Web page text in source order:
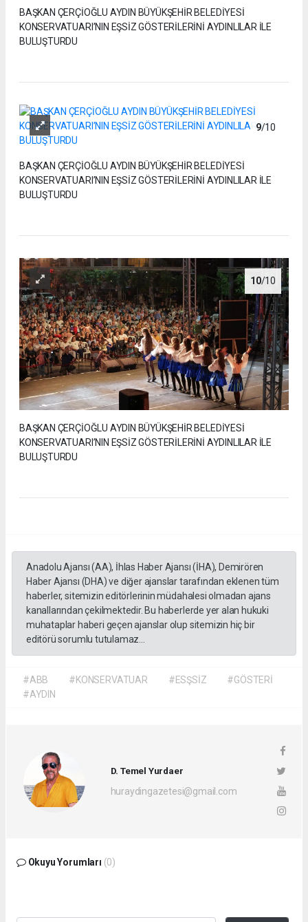
BAŞKAN ÇERÇİOĞLU AYDIN BÜYÜKŞEHİR BELEDİYESİ
KONSERVATUARI’NIN EŞSİZ GÖSTERİLERİNİ AYDINLILAR İLE
BULUŞTURDU
9/10
BAŞKAN ÇERÇİOĞLU AYDIN BÜYÜKŞEHİR BELEDİYESİ
KONSERVATUARI’NIN EŞSİZ GÖSTERİLERİNİ AYDINLILAR İLE
BULUŞTURDU
10/10
BAŞKAN ÇERÇİOĞLU AYDIN BÜYÜKŞEHİR BELEDİYESİ
KONSERVATUARI’NIN EŞSİZ GÖSTERİLERİNİ AYDINLILAR İLE
BULUŞTURDU
Anadolu Ajansı (AA), İhlas Haber Ajansı (İHA), Demirören
Haber Ajansı (DHA) ve diğer ajanslar tarafından eklenen tüm
haberler, sitemizin editörlerinin müdahalesi olmadan ajans
kanallarından çekilmektedir. Bu haberlerde yer alan hukuki
muhataplar haberi geçen ajanslar olup sitemizin hiç bir
editörü sorumlu tutulamaz...
#ABB #KONSERVATUAR #ESŞSİZ
#GÖSTERİ
#AYDIN
D. Temel Yurdaer
huraydingazetesi@gmail.com
Okuyu Yorumları (0)